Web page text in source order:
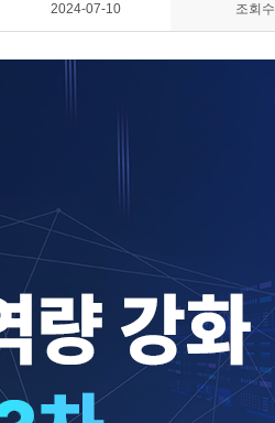
2024-07-10 조회수